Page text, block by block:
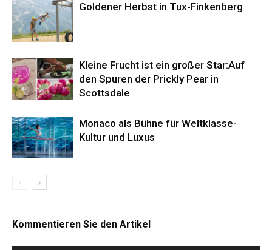
Goldener Herbst in Tux-Finkenberg
Kleine Frucht ist ein großer Star:Auf
den Spuren der Prickly Pear in
Scottsdale
Monaco als Bühne für Weltklasse-
Kultur und Luxus
Kommentieren Sie den Artikel